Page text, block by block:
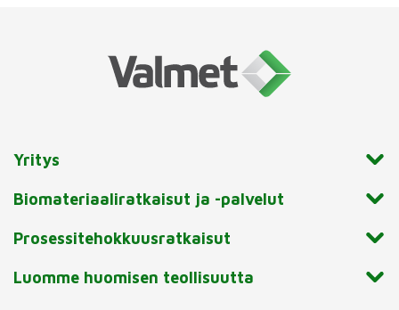
Yritys
Biomateriaaliratkaisut ja -palvelut
Prosessitehokkuusratkaisut
Luomme huomisen teollisuutta